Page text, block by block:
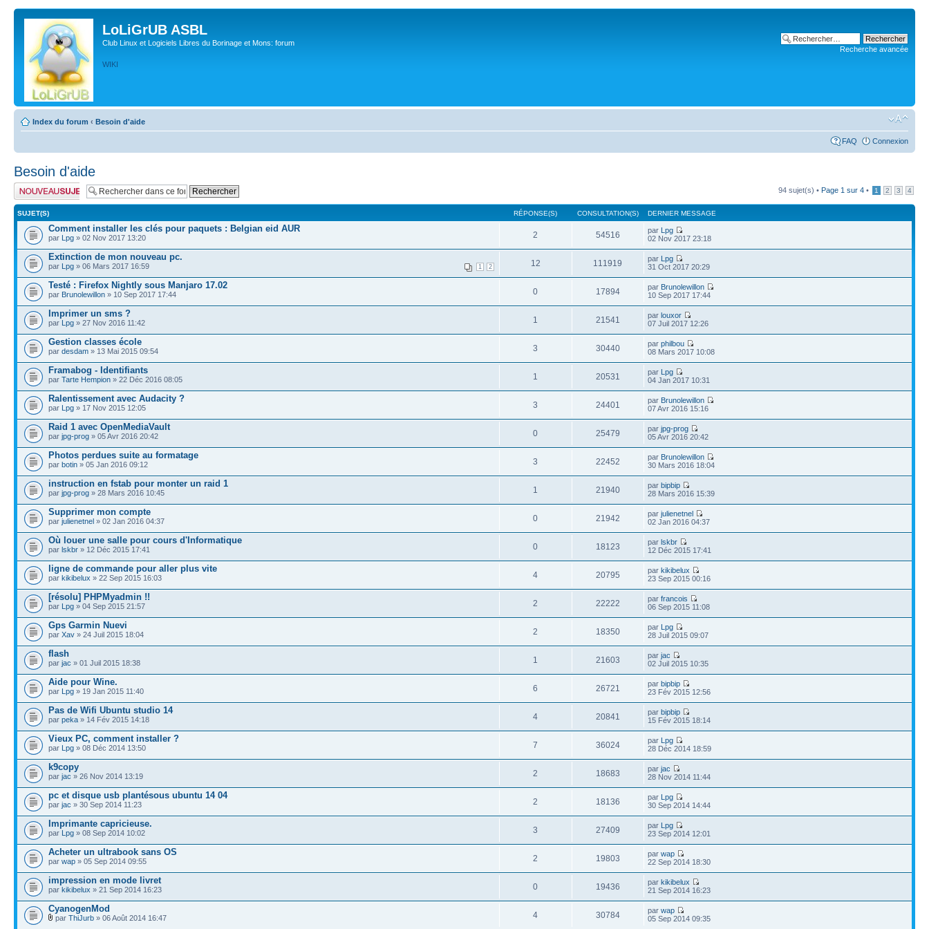
LoLiGrUB ASBL
Club Linux et Logiciels Libres du Borinage et Mons: forum
WIKI
Recherche avancée
Index du forum ‹ Besoin d'aide
FAQ Connexion
Besoin d'aide
Publier un nouveau
sujet
94 sujet(s) • Page 1 sur 4 • 1 2 3 4
SUJET(S) RÉPONSE(S) CONSULTATION(S) DERNIER MESSAGE
Comment installer les clés pour paquets : Belgian eid AUR
par Lpg » 02 Nov 2017 13:20 2 54516 par Lpg
02 Nov 2017 23:18
Extinction de mon nouveau pc.
1 2
par Lpg » 06 Mars 2017 16:59 12 111919 par Lpg
31 Oct 2017 20:29
Testé : Firefox Nightly sous Manjaro 17.02
par Brunolewillon » 10 Sep 2017 17:44 0 17894 par Brunolewillon
10 Sep 2017 17:44
Imprimer un sms ?
par Lpg » 27 Nov 2016 11:42 1 21541 parlouxor
07 Juil 2017 12:26
Gestion classes école
par desdam » 13 Mai 2015 09:54 3 30440 parphilbou
08 Mars 2017 10:08
Framabog - Identifiants
par Tarte Hempion » 22 Déc 2016 08:05 1 20531 par Lpg
04 Jan 2017 10:31
Ralentissement avec Audacity ?
par Lpg » 17 Nov 2015 12:05 3 24401 par Brunolewillon
07 Avr 2016 15:16
Raid 1 avec OpenMediaVault
par jpg-prog » 05 Avr 2016 20:42 0 25479 parjpg-prog
05 Avr 2016 20:42
Photos perdues suite au formatage
par botin » 05 Jan 2016 09:12 3 22452 par Brunolewillon
30 Mars 2016 18:04
instruction en fstab pour monter un raid 1
par jpg-prog » 28 Mars 2016 10:45 1 21940 parbipbip
28 Mars 2016 15:39
Supprimer mon compte
par julienetnel » 02 Jan 2016 04:37 0 21942 parjulienetnel
02 Jan 2016 04:37
Où louer une salle pour cours d'Informatique
par lskbr » 12 Déc 2015 17:41 0 18123 parlskbr
12 Déc 2015 17:41
ligne de commande pour aller plus vite
par kikibelux » 22 Sep 2015 16:03 4 20795 parkikibelux
23 Sep 2015 00:16
[résolu] PHPMyadmin !!
par Lpg » 04 Sep 2015 21:57 2 22222 parfrancois
06 Sep 2015 11:08
Gps Garmin Nuevi
par Xav » 24 Juil 2015 18:04 2 18350 par Lpg
28 Juil 2015 09:07
flash
par jac » 01 Juil 2015 18:38 1 21603 parjac
02 Juil 2015 10:35
Aide pour Wine.
par Lpg » 19 Jan 2015 11:40 6 26721 parbipbip
23 Fév 2015 12:56
Pas de Wifi Ubuntu studio 14
par peka » 14 Fév 2015 14:18 4 20841 parbipbip
15 Fév 2015 18:14
Vieux PC, comment installer ?
par Lpg » 08 Déc 2014 13:50 7 36024 par Lpg
28 Déc 2014 18:59
k9copy
par jac » 26 Nov 2014 13:19 2 18683 parjac
28 Nov 2014 11:44
pc et disque usb plantésous ubuntu 14 04
par jac » 30 Sep 2014 11:23 2 18136 par Lpg
30 Sep 2014 14:44
Imprimante capricieuse.
par Lpg » 08 Sep 2014 10:02 3 27409 par Lpg
23 Sep 2014 12:01
Acheter un ultrabook sans OS
par wap » 05 Sep 2014 09:55 2 19803 parwap
22 Sep 2014 18:30
impression en mode livret
par kikibelux » 21 Sep 2014 16:23 0 19436 parkikibelux
21 Sep 2014 16:23
CyanogenMod
par ThiJurb » 06 Août 2014 16:47 4 30784 parwap
05 Sep 2014 09:35